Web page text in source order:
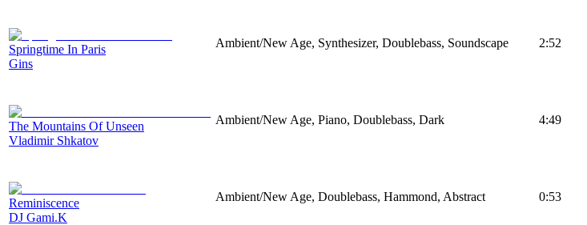
Springtime In Paris
Gins
Ambient/New Age, Synthesizer, Doublebass, Soundscape 2:52
The Mountains Of Unseen
Vladimir Shkatov
Ambient/New Age, Piano, Doublebass, Dark 4:49
Reminiscence
DJ Gami.K
Ambient/New Age, Doublebass, Hammond, Abstract 0:53